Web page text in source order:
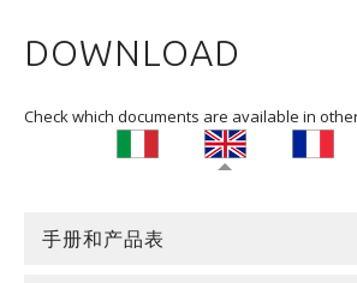
DOWNLOAD
Check which documents are available in
手册和产品表